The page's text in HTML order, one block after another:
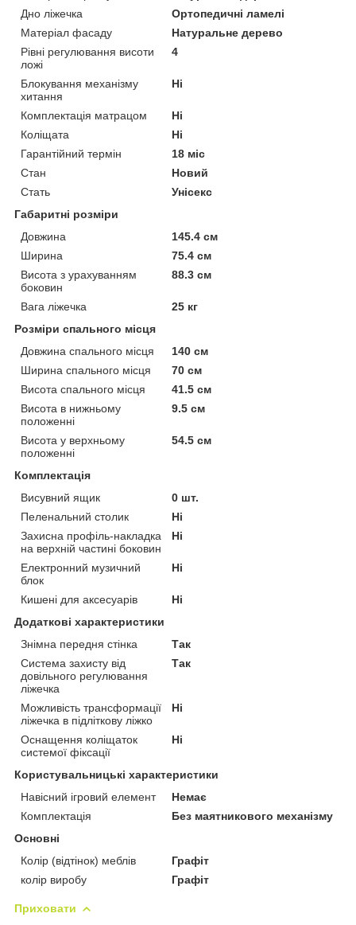
Дно ліжечка
Ортопедичні ламелі
Матеріал фасаду
Натуральне дерево
Рівні регулювання висоти
ложі
4
Блокування механізму
хитання
Ні
Комплектація матрацом
Ні
Коліщата
Ні
Гарантійний термін
18 міс
Стан
Новий
Стать
Унісекс
Габаритні розміри
Довжина
145.4 см
Ширина
75.4 см
Висота з урахуванням
боковин
88.3 см
Вага ліжечка
25 кг
Розміри спального місця
Довжина спального місця
140 см
Ширина спального місця
70 см
Висота спального місця
41.5 см
Висота в нижньому
положенні
9.5 см
Висота у верхньому
положенні
54.5 см
Комплектація
Висувний ящик
0 шт.
Пеленальний столик
Ні
Захисна профіль-накладка
на верхній частині боковин
Ні
Електронний музичний
блок
Ні
Кишені для аксесуарів
Ні
Додаткові характеристики
Знімна передня стінка
Так
Система захисту від
довільного регулювання
ліжечка
Так
Можливість трансформації
ліжечка в підліткову ліжко
Ні
Оснащення коліщаток
системої фіксації
Ні
Користувальницькі характеристики
Навісний ігровий елемент
Немає
Комплектація
Без маятникового механізму
Основні
Колір (відтінок) меблів
Графіт
колір виробу
Графіт
Приховати